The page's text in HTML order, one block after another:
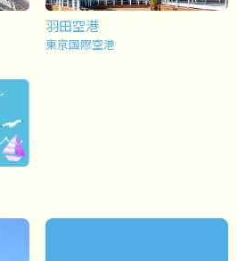
羽田空港
東京国際空港